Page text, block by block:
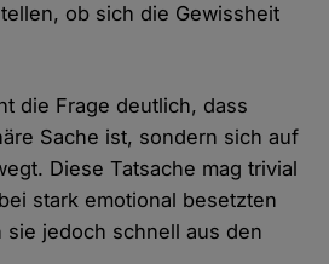
ob sich die Gewissheit
die Frage deutlich, dass
Sache ist, sondern sich auf
Diese Tatsache mag trivial
stark emotional besetzten
sie jedoch schnell aus den